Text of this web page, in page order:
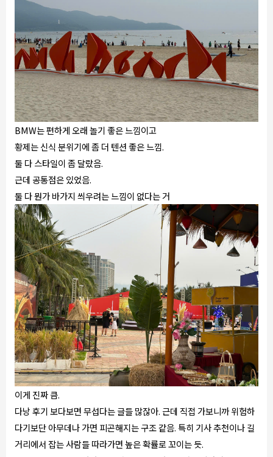
BMW는 편하게 오래 놀기 좋은 느낌이고
황제는 신식 분위기에 좀 더 텐션 좋은 느낌.
둘 다 스타일이 좀 달랐음.
근데 공통점은 있었음.
둘 다 뭔가 바가지 씌우려는 느낌이 없다는 거
이게 진짜 큼.
다낭 후기 보다보면 무섭다는 글들 많잖아. 근데 직접 가보니까 위험하
다기보단 아무데나 가면 피곤해지는 구조 같음. 특히 기사 추천이나 길
거리에서 잡는 사람들 따라가면 높은 확률로 꼬이는 듯.